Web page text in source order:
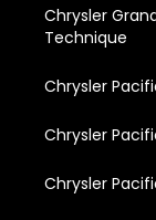
Chrysler
Technique
Chrysler
Chrysler
Chrysler